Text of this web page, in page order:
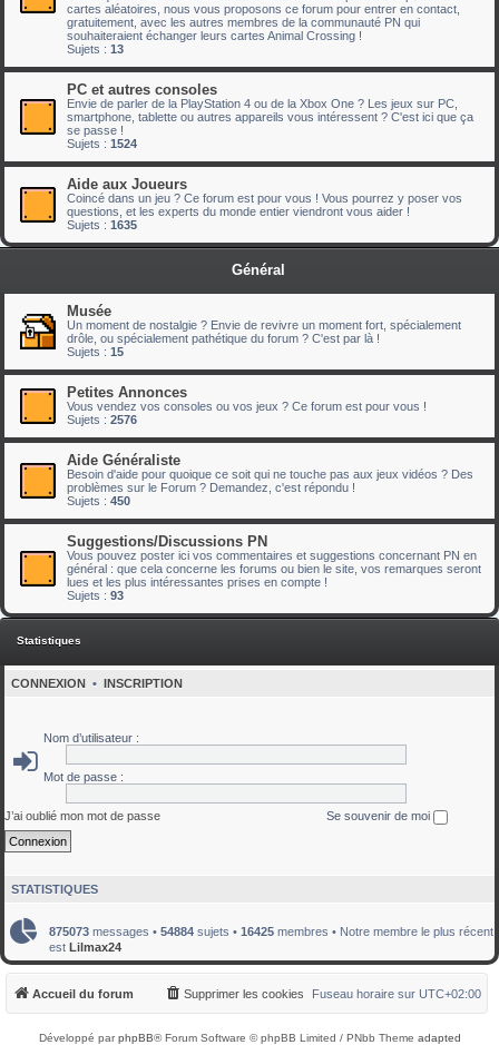
cartes aléatoires, nous vous proposons ce forum pour entrer en contact,
gratuitement, avec les autres membres de la communauté PN qui
souhaiteraient échanger leurs cartes Animal Crossing !
Sujets : 13
PC et autres consoles
Envie de parler de la PlayStation 4 ou de la Xbox One ? Les jeux sur PC,
smartphone, tablette ou autres appareils vous intéressent ? C'est ici que ça
se passe !
Sujets : 1524
Aide aux Joueurs
Coincé dans un jeu ? Ce forum est pour vous ! Vous pourrez y poser vos
questions, et les experts du monde entier viendront vous aider !
Sujets : 1635
Général
Musée
Un moment de nostalgie ? Envie de revivre un moment fort, spécialement
drôle, ou spécialement pathétique du forum ? C'est par là !
Sujets : 15
Petites Annonces
Vous vendez vos consoles ou vos jeux ? Ce forum est pour vous !
Sujets : 2576
Aide Généraliste
Besoin d'aide pour quoique ce soit qui ne touche pas aux jeux vidéos ? Des
problèmes sur le Forum ? Demandez, c'est répondu !
Sujets : 450
Suggestions/Discussions PN
Vous pouvez poster ici vos commentaires et suggestions concernant PN en
général : que cela concerne les forums ou bien le site, vos remarques seront
lues et les plus intéressantes prises en compte !
Sujets : 93
Statistiques
CONNEXION • INSCRIPTION
Nom d’utilisateur :
Mot de passe :
J’ai oublié mon mot de passe Se souvenir de moi
STATISTIQUES
875073 messages • 54884 sujets • 16425 membres • Notre membre le plus récent
est Lilmax24
Accueil du forum Fuseau horaire sur UTC+02:00
Supprimer les cookies
Développé parphpBB® Forum Software © phpBB Limited / PNbb Theme adapted